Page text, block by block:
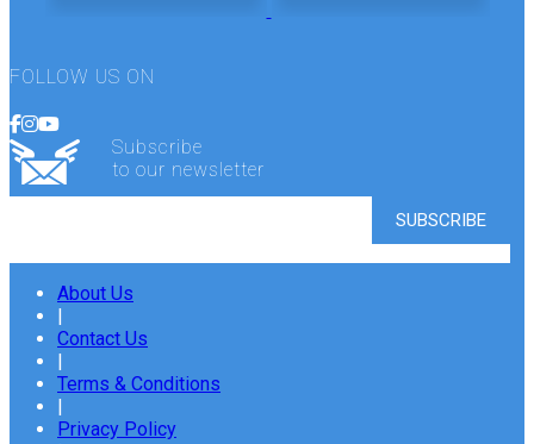
FOLLOW US ON
Subscribe
to our newsletter
About Us
Contact Us
Terms & Conditions
Privacy Policy